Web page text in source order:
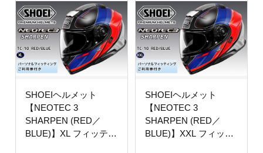
SHOEIヘルメット
【NEOTEC 3
SHARPEN (RED／
BLUE)】XL フィッティ
SHOEIヘルメット
【NEOTEC 3
SHARPEN (RED／
BLUE)】XXL フィッテ